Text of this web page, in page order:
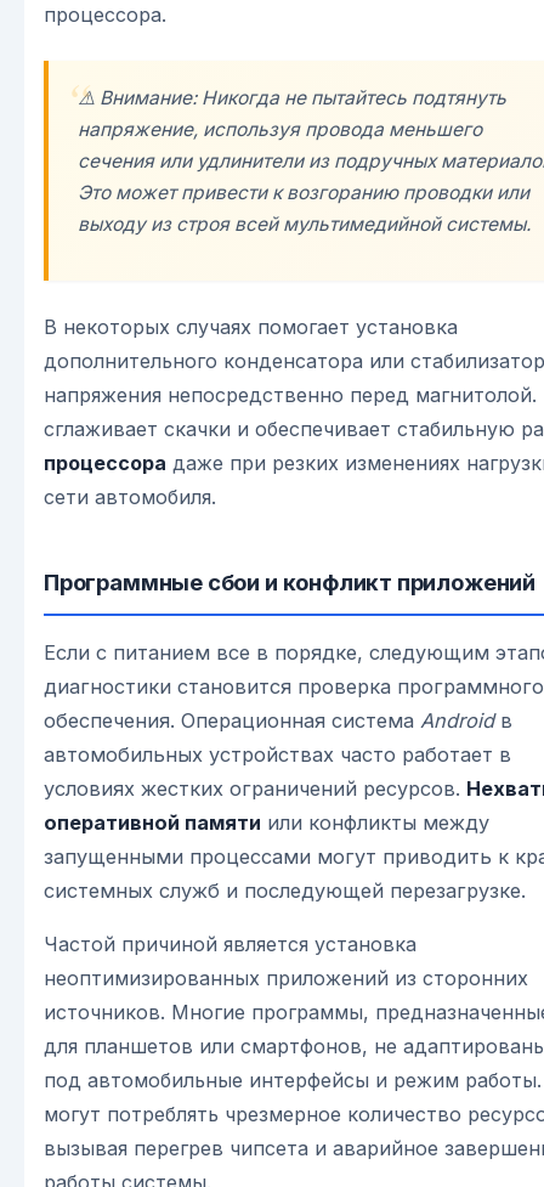
процессора.
⚠️ Внимание: Никогда не пытайтесь подтянуть
напряжение, используя провода меньшего
сечения или удлинители из подручных
Это может привести к возгоранию проводки или
выходу из строя всей мультимедийной системы.
В некоторых случаях помогает установка
дополнительного конденсатора или
напряжения непосредственно перед магнитолой.
сглаживает скачки и обеспечивает стабильную
процессора даже при резких изменениях
сети автомобиля.
Программные сбои и конфликт приложений
Если с питанием все в порядке, следующим
диагностики становится проверка программного
обеспечения. Операционная система Androidв
автомобильных устройствах часто работает в
условиях жестких ограничений ресурсов.
оперативной памяти или конфликты между
запущенными процессами могут приводить к
системных служб и последующей перезагрузке.
Частой причиной является установка
неоптимизированных приложений из сторонних
источников. Многие программы,
для планшетов или смартфонов, не
под автомобильные интерфейсы и режим
могут потреблять чрезмерное количество
вызывая перегрев чипсета и аварийное